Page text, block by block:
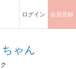
ログイン 会員登録
ゃん